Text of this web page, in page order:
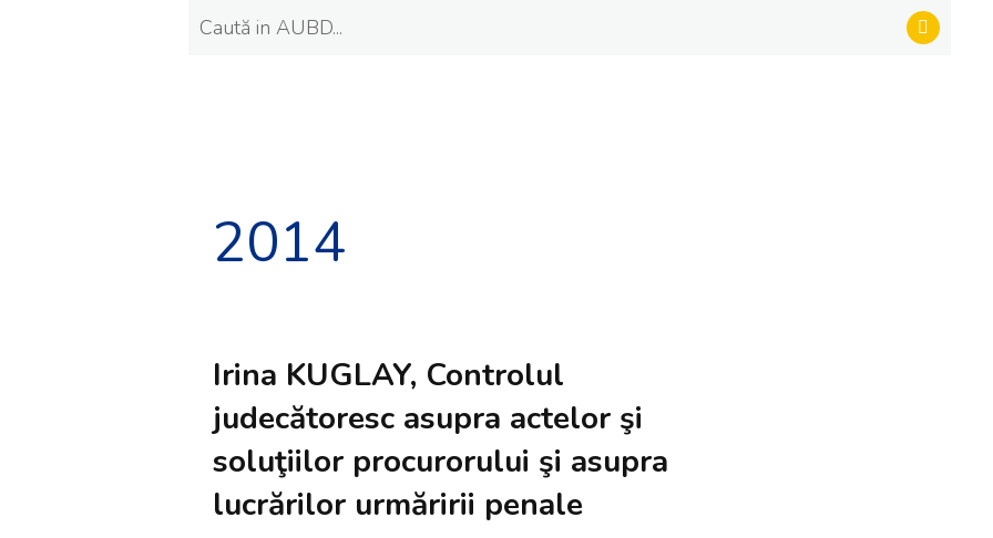
2014
Irina KUGLAY, Controlul
judecătoresc asupra actelor şi
soluţiilor procurorului şi asupra
lucrărilor urmăririi penale